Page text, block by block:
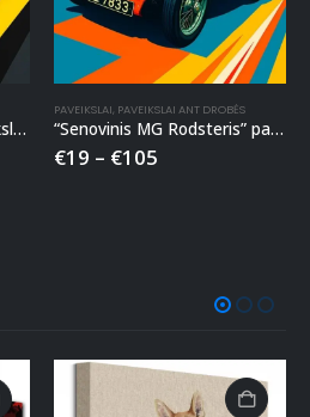
“Baltas Ferrari 250” paveikslas ant drobės
PAVEIKSLAI, PAVEIKSLAI ANT DROBĖS
“Senovinis MG Rodsteris” paveikslas ant drobės
€19 – €105